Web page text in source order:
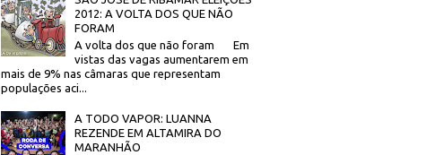
2012: A VOLTA DOS QUE NÃO
FORAM
A volta dos que não foram Em
vistas das vagas aumentarem em
mais de 9% nas câmaras que representam
populações aci...
A TODO VAPOR: LUANNA
REZENDE EM ALTAMIRA DO
MARANHÃO